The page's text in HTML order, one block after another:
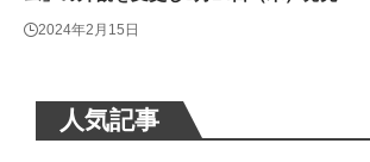
2024年2月15日
人気記事